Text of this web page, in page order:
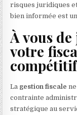
risques juridiques
bien informée est
À vous
votre
compétitif
La gestion fiscale
contrainte
stratégique au